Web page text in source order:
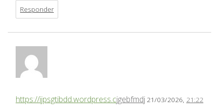
Responder
jgebfmdj 21/03/2026, 21:22
https://ijpsgtibdd.wordpress.c